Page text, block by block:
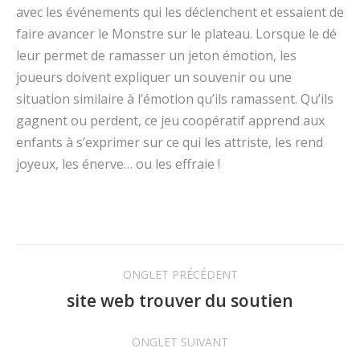
avec les événements qui les déclenchent et essaient de
faire avancer le Monstre sur le plateau. Lorsque le dé
leur permet de ramasser un jeton émotion, les
joueurs doivent expliquer un souvenir ou une
situation similaire à l’émotion qu’ils ramassent. Qu’ils
gagnent ou perdent, ce jeu coopératif apprend aux
enfants à s’exprimer sur ce qui les attriste, les rend
joyeux, les énerve… ou les effraie !
Navigation
commentaire
ONGLET PRÉCÉDENT
Onglet
site web trouver du soutien
ONGLET SUIVANT